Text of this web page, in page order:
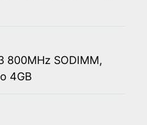
800MHz SODIMM,
4GB